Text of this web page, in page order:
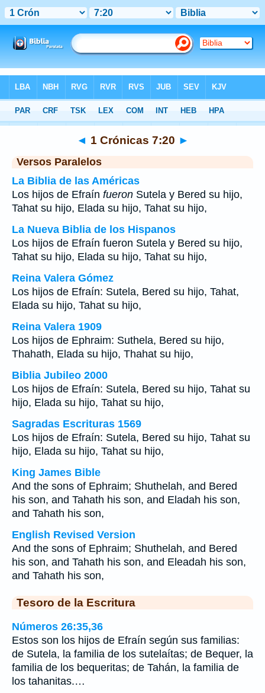
>1 Crónicas Capítulo 7 > Verso 20
◄ 1 Crónicas 7:20 ►
Versos Paralelos
La Biblia de las Américas
Los hijos de Efraín fueron Sutela y Bered su hijo,
Tahat su hijo, Elada su hijo, Tahat su hijo,
La Nueva Biblia de los Hispanos
Los hijos de Efraín fueron Sutela y Bered su hijo,
Tahat su hijo, Elada su hijo, Tahat su hijo,
Reina Valera Gómez
Los hijos de Efraín: Sutela, Bered su hijo, Tahat,
Elada su hijo, Tahat su hijo,
Reina Valera 1909
Los hijos de Ephraim: Suthela, Bered su hijo,
Thahath, Elada su hijo, Thahat su hijo,
Biblia Jubileo 2000
Los hijos de Efraín: Sutela, Bered su hijo, Tahat su
hijo, Elada su hijo, Tahat su hijo,
Sagradas Escrituras 1569
Los hijos de Efraín: Sutela, Bered su hijo, Tahat su
hijo, Elada su hijo, Tahat su hijo,
King James Bible
And the sons of Ephraim; Shuthelah, and Bered
his son, and Tahath his son, and Eladah his son,
and Tahath his son,
English Revised Version
And the sons of Ephraim; Shuthelah, and Bered
his son, and Tahath his son, and Eleadah his son,
and Tahath his son,
Tesoro de la Escritura
Números 26:35,36
Estos son los hijos de Efraín según sus familias:
de Sutela, la familia de los sutelaítas; de Bequer, la
familia de los bequeritas; de Tahán, la familia de
los tahanitas.…